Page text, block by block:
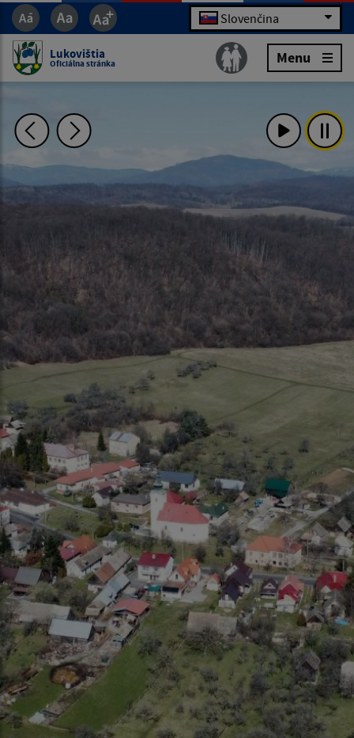
Slovenčina
Lukovištia
Oficiálna stránka Menu